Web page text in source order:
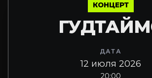
КОНЦЕРТ
ДАТА
12 июля 2026
20:00